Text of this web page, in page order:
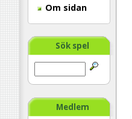
Om sidan
Sök spel
Medlem